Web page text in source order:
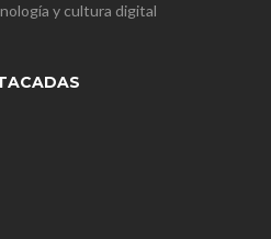
y cultura digital